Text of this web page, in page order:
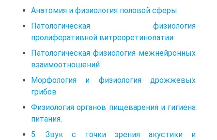
Анатомия и физиология половой сферы.
Патологическая физиология
пролиферативной витреоретинопатии
Патологическая физиология межнейронных
взаимоотношений
Морфология и физиология дрожжевых
грибов
Физиология органов пищеварения и гигиена
питания.
5. Звук с точки зрения акустики и